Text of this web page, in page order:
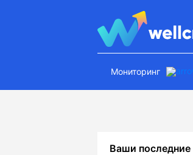
Мониторинг
Ваши последние